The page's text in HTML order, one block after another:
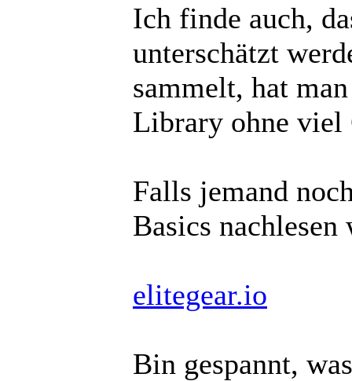
Ich finde auch,
unterschätzt
sammelt, hat
Library ohne viel
Falls jemand
Basics
elitegear.io
Bin gespannt,